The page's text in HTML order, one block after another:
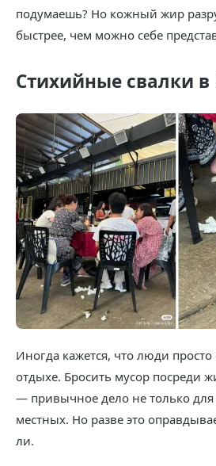
подумаешь? Но кожный жир
быстрее, чем можно себе
Стихийные свалки
Иногда кажется, что люди
отдыхе. Бросить мусор посреди
— привычное дело не только
местных. Но разве это
ли.